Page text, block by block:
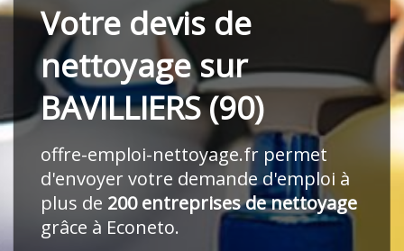
Votre devis de
nettoyage sur
BAVILLIERS (90)
offre-emploi-nettoyage.frpermet
d'envoyer votre demande d'emploi à
plus de 200 entreprises de nettoyage
grâce à Econeto.